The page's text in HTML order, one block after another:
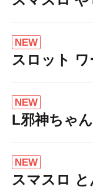
NEW
スロット
NEW
L邪神ちゃ
NEW
スマスロ